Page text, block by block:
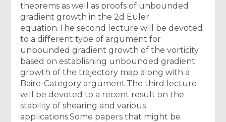
theorems as well as proofs of unbounded
gradient growth in the 2d Euler
equation.The second lecture will be devoted
to a different type of argument for
unbounded gradient growth of the vorticity
based on establishing unbounded gradient
growth of the trajectory map along with a
Baire-Category argument.The third lecture
will be devoted to a recent result on the
stability of shearing and various
applications.Some papers that might be